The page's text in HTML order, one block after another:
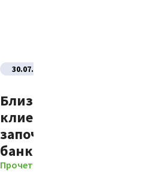
30.07.2026
Близо 70% от новите
клиенти на Банка ДСК
започват отношенията
банката изцяло
Прочети повече